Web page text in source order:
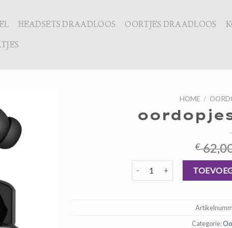
HEADSETS DRAADLOOS OORTJES DRAADLOOS
HOME /
€
oordopjes bluetooth aantal
Categorie: